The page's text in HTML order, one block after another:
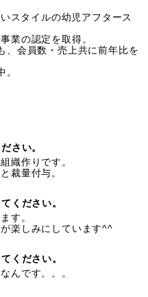
スタイルの幼児アフタース
業の認定を取得。
、会員数・売上共に前年比を
。
さい。
織作りです。
裁量付与。
ください。
す。
楽しみにしています^^
ください。
んです。。。